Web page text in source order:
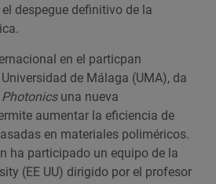
despegue definitivo de la
en el particpan
de Málaga (UMA), da
una nueva
aumentar la eficiencia de
en materiales poliméricos.
ha participado un equipo de la
(EE UU) dirigido por el profesor